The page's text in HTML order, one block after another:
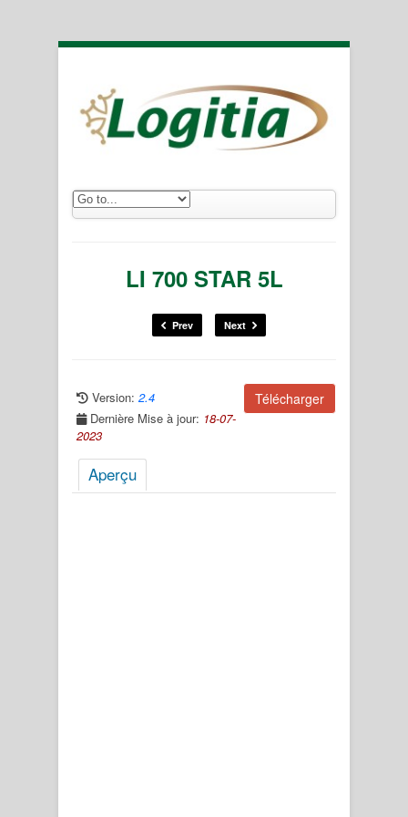
LI 700 STAR 5L
Prev Next
Télécharger
Version: 2.4
Dernière Mise à jour: 18-07-
2023
Aperçu